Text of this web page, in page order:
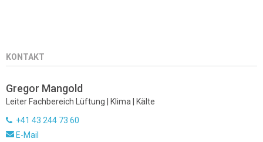
KONTAKT
Gregor Mangold
Leiter Fachbereich Lüftung | Klima | Kälte
+41 43 244 73 60
E-Mail